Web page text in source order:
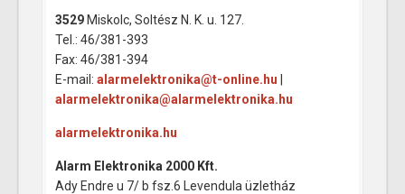
3529 Miskolc, Soltész N. K. u. 127.
Tel.: 46/381-393
Fax: 46/381-394
E-mail: alarmelektronika@t-online.hu
alarmelektronika@alarmelektronika.hu
alarmelektronika.hu
Alarm Elektronika 2000 Kft.
Ady Endre u 7/ b fsz.6 Levendula üzletház